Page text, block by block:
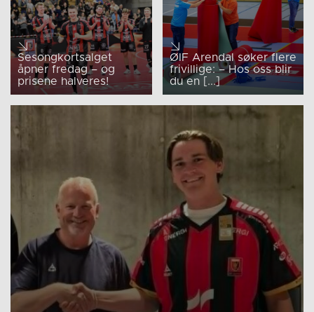
Sesongkortsalget
åpner fredag – og
prisene halveres!
ØIF Arendal søker flere
frivillige: – Hos oss blir
du en [...]